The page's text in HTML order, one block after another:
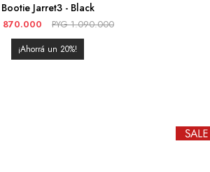
Bootie Jarret3 - Black
870.000 PYG 1.090.000
20